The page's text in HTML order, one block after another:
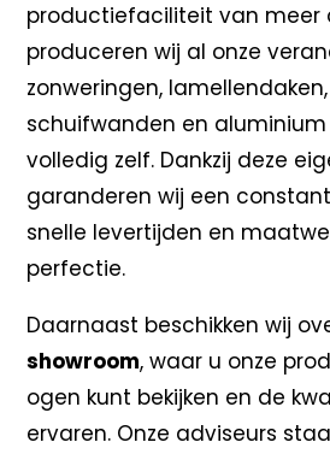
productiefaciliteit van meer
produceren wij al onze
zonweringen,
schuifwanden en
volledig zelf. Dankzij deze
garanderen wij een
snelle levertijden en
perfectie.
Daarnaast beschikken wij
showroom, waar u onze
ogen kunt bekijken en de
ervaren. Onze adviseurs